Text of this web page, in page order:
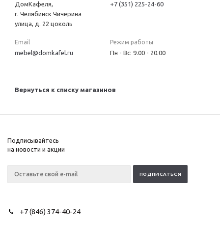
ДомКафеля,
г. Челябинск Чичерина
улица, д. 22 цоколь
+7 (351) 225-24-60
Email
mebel@domkafel.ru
Режим работы
Пн - Вс: 9.00 - 20.00
Вернуться к списку магазинов
Подписывайтесь
на новости и акции
+7 (846) 374-40-24